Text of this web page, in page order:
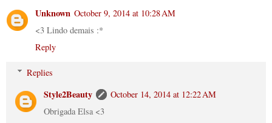
Unknown October 9, 2014 at 10:28 AM
<3 Lindo demais :*
Reply
Replies
Style2Beauty
October 14, 2014 at 12:22 AM
Obrigada Elsa <3